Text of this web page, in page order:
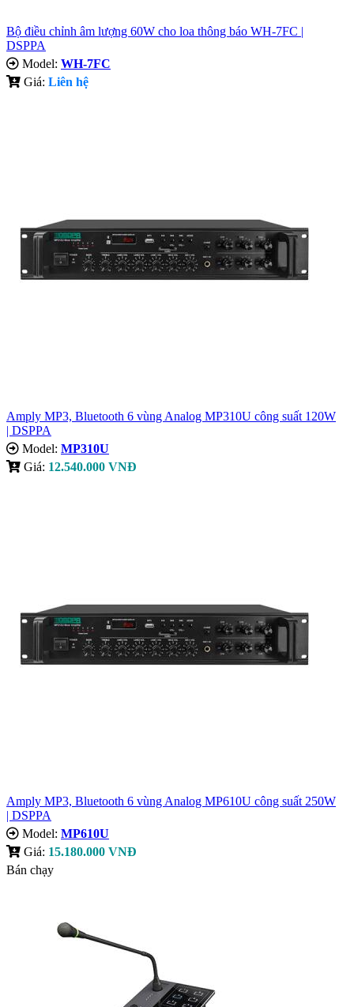
Bộ điều chỉnh âm lượng 60W cho loa thông báo WH-7FC |
DSPPA
Model: WH-7FC
Giá: Liên hệ
Amply MP3, Bluetooth 6 vùng Analog MP310U công suất 120W
| DSPPA
Model: MP310U
Giá: 12.540.000 VNĐ
Amply MP3, Bluetooth 6 vùng Analog MP610U công suất 250W
| DSPPA
Model: MP610U
Giá: 15.180.000 VNĐ
Bán chạy